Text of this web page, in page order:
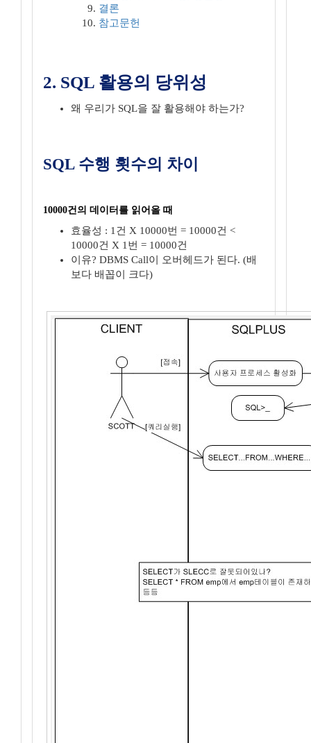
결론
참고문헌
2. SQL 활용의 당위성
왜 우리가 SQL을 잘 활용해야 하는가?
SQL 수행 횟수의 차이
10000건의 데이터를 읽어올 때
효율성 : 1건 X 10000번 = 10000건 <
10000건 X 1번 = 10000건
이유? DBMS Call이 오버헤드가 된다. (배
보다 배꼽이 크다)